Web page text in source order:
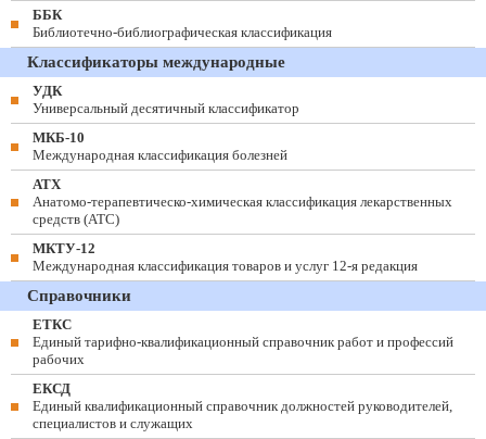
ББК
Библиотечно-библиографическая классификация
Классификаторы международные
УДК
Универсальный десятичный классификатор
МКБ-10
Международная классификация болезней
АТХ
Анатомо-терапевтическо-химическая классификация лекарственных
средств (ATC)
МКТУ-12
Международная классификация товаров и услуг 12-я редакция
Справочники
ЕТКС
Единый тарифно-квалификационный справочник работ и профессий
рабочих
ЕКСД
Единый квалификационный справочник должностей руководителей,
специалистов и служащих